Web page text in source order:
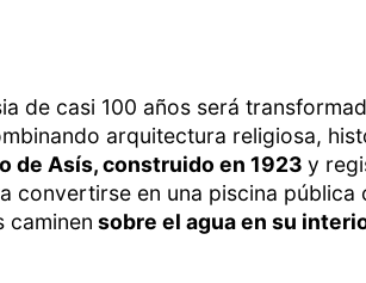
de casi 100 años será
arquitectura religiosa,
de Asís, construido en 1923 y
convertirse en una piscina
caminen sobre el agua en su